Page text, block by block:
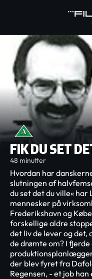
FIK DU SET
48 minutter
Hvordan har
slutningen af
du set det du ville«
mennesker på
Frederikshavn og
forskellige aldre
det liv de lever og det,
de drømte om? I
der blev fyret fra
Regensen, - et job han